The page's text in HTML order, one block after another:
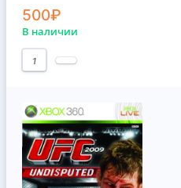
500₽
В наличии
1